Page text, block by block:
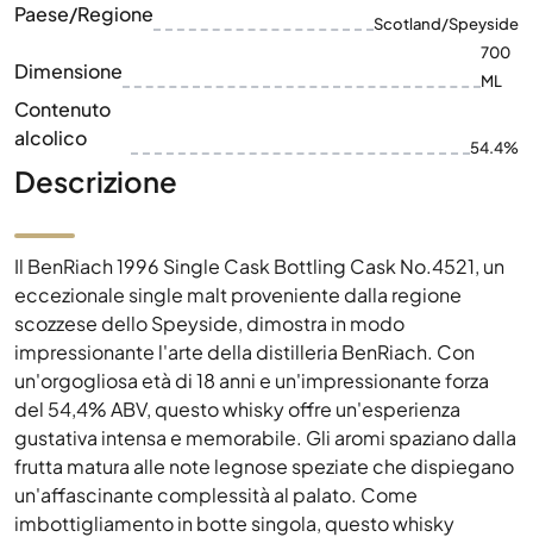
Paese/Regione Scotland/Speyside
Dimensione
700
ML
Contenuto
alcolico
54.4%
Descrizione
Il BenRiach 1996 Single Cask Bottling Cask No.4521, un
eccezionale single malt proveniente dalla regione
scozzese dello Speyside, dimostra in modo
impressionante l'arte della distilleria BenRiach. Con
un'orgogliosa età di 18 anni e un'impressionante forza
del 54,4% ABV, questo whisky offre un'esperienza
gustativa intensa e memorabile. Gli aromi spaziano dalla
frutta matura alle note legnose speziate che dispiegano
un'affascinante complessità al palato. Come
imbottigliamento in botte singola, questo whisky